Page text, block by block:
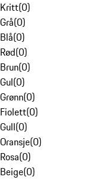
Kritt(0)
Grå(0)
Blå(0)
Rød(0)
Brun(0)
Gul(0)
Grønn(0)
Fiolett(0)
Gull(0)
Oransje(0)
Rosa(0)
Beige(0)